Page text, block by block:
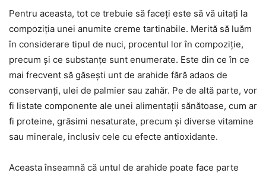
Pentru aceasta, tot ce trebuie să faceți este să vă uitați la
compoziția unei anumite creme tartinabile. Merită să luăm
în considerare tipul de nuci, procentul lor în compoziție,
precum și ce substanțe sunt enumerate. Este din ce în ce
mai frecvent să găsești unt de arahide fără adaos de
conservanți, ulei de palmier sau zahăr. Pe de altă parte, vor
fi listate componente ale unei alimentații sănătoase, cum ar
fi proteine, grăsimi nesaturate, precum și diverse vitamine
sau minerale, inclusiv cele cu efecte antioxidante.
Aceasta înseamnă că untul de arahide poate face parte